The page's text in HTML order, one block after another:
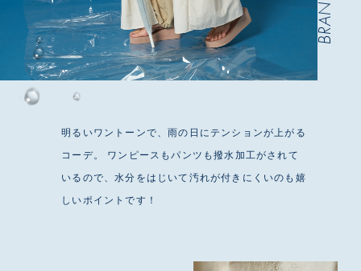
明るいワントーンで、雨の日にテンションが上がる
コーデ。 ワンピースもパンツも撥水加工がされて
いるので、水分をはじいて汚れが付きにくいのも嬉
しいポイントです！